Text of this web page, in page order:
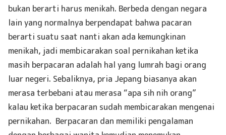
bukan berarti harus menikah. Berbeda dengan negara
lain yang normalnya berpendapat bahwa pacaran
berarti suatu saat nanti akan ada kemungkinan
menikah, jadi membicarakan soal pernikahan ketika
masih berpacaran adalah hal yang lumrah bagi orang
luar negeri. Sebaliknya, pria Jepang biasanya akan
merasa terbebani atau merasa “apa sih nih orang”
kalau ketika berpacaran sudah membicarakan mengenai
pernikahan. Berpacaran dan memiliki pengalaman